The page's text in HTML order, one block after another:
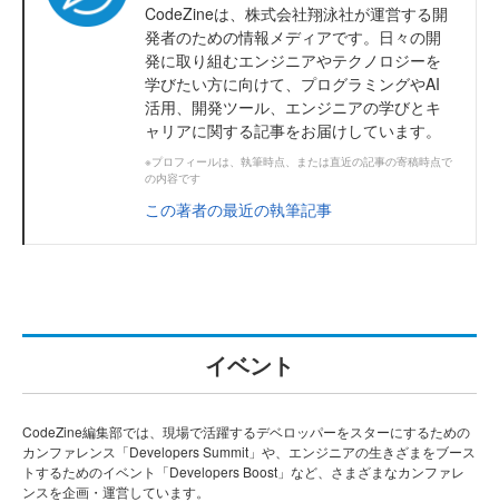
CodeZineは、株式会社翔泳社が運営する開
発者のための情報メディアです。日々の開
発に取り組むエンジニアやテクノロジーを
学びたい方に向けて、プログラミングやAI
活用、開発ツール、エンジニアの学びとキ
ャリアに関する記事をお届けしています。
※プロフィールは、執筆時点、または直近の記事の寄稿時点で
の内容です
この著者の最近の執筆記事
イベント
CodeZine編集部では、現場で活躍するデベロッパーをスターにするための
カンファレンス「Developers Summit」や、エンジニアの生きざまをブース
トするためのイベント「Developers Boost」など、さまざまなカンファレ
ンスを企画・運営しています。